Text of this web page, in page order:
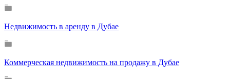
Недвижимость в аренду в Дубае
Коммерческая недвижимость на продажу в Дубае